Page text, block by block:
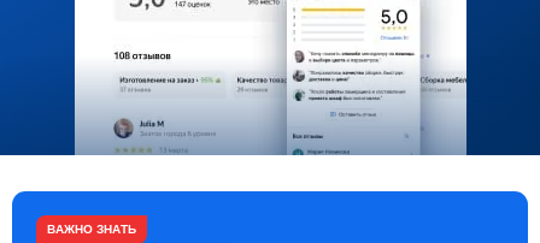
ВАЖНО ЗНАТЬ